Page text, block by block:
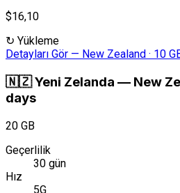
$16,10
↻ Yükleme
Detayları Gör — New Zealand · 10
🇳🇿Yeni Zelanda — New
days
20 GB
Geçerlilik
30 gün
Hız
5G